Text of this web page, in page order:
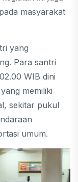
masyarakat
yang
Para santri
WIB dini
memiliki
sekitar pukul
umum.